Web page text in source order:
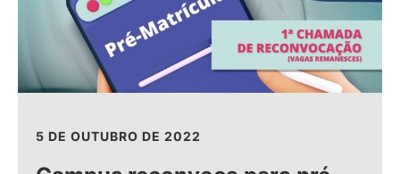
5 DE OUTUBRO DE 2022